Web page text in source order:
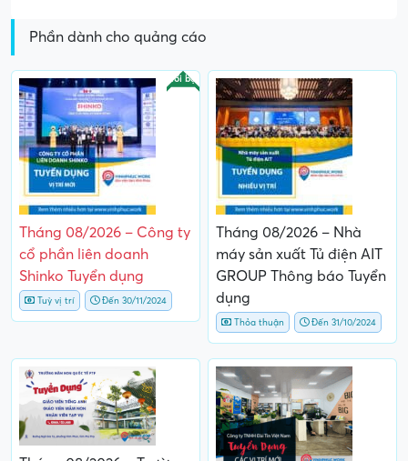
Phần dành cho quảng cáo
Nổi bật
Tháng 08/2026 – Công ty
cổ phần liên doanh
Shinko Tuyển dụng
Tuỳ vị trí Đến 30/11/2024
Tháng 08/2026 – Nhà
máy sản xuất Tủ điện AIT
GROUP Thông báo Tuyển
dụng
Thỏa thuận Đến 31/10/2024